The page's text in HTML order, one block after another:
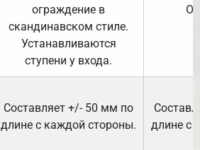
ограждение в
скандинавском стиле.
Устанавливаются
ступени у входа.
Составляет +/- 50 мм по
длине с каждой стороны.
длине с